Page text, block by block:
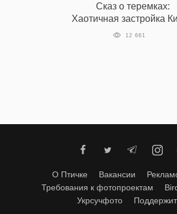
Сказ о теремках:
Хаотичная застройка
12 661
О Птичке Вакансии
Требования к фотопроектам
Укрсучфото